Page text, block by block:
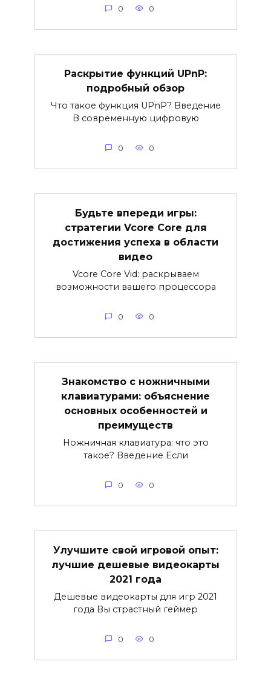
0 0
Раскрытие функций UPnP:
подробный обзор
Что такое функция UPnP? Введение
В современную цифровую
0 0
Будьте впереди игры:
стратегии Vcore Core для
достижения успеха в области
видео
Vcore Core Vid: раскрываем
возможности вашего процессора
0 0
Знакомство с ножничными
клавиатурами: объяснение
основных особенностей и
преимуществ
Ножничная клавиатура: что это
такое? Введение Если
0 0
Улучшите свой игровой опыт:
лучшие дешевые видеокарты
2021 года
Дешевые видеокарты для игр 2021
года Вы страстный геймер
0 0